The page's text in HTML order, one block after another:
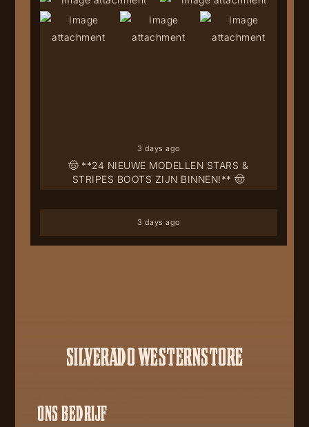
🤠 **24 NIEUWE MODELLEN STARS &
STRIPES BOOTS ZIJN BINNEN!** 🤠
3 days ago
3 days ago
SILVERADO WESTERNSTORE
ONS BEDRIJF